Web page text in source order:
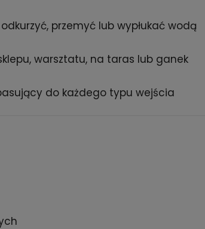
przemyć lub wypłukać wodą
warsztatu, na taras lub ganek
do każdego typu wejścia